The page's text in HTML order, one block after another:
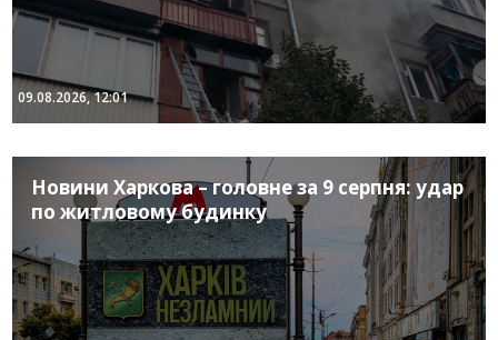
09.08.2026, 12:01
Новини Харкова – головне за 9 серпня: удар
по житловому будинку